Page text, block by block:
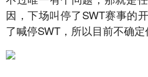
因，下场叫停了SWT赛事的
了喊停SWT，所以目前不确定